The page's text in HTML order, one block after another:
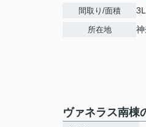
間取り/面積
所在地
ヴァネラス南棟